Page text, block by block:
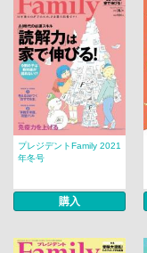
プレジデントFamily 2021
年冬号
購入